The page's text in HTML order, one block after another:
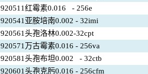
920511红霉素0.016 - 256e
920541亚胺培南0.002 - 32imi
920561头孢洛林0.002-32cpt
920571万古霉素0.016 - 256va
920581头孢布坦0.002 - 32ctb
920601头孢克肟0.016 - 256cfm